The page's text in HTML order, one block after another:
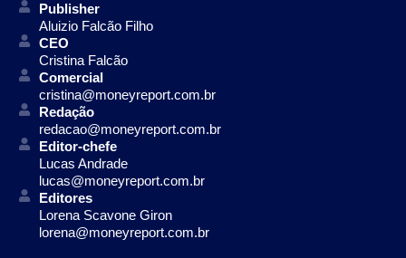
Publisher
Aluizio Falcão Filho
CEO
Cristina Falcão
Comercial
cristina@moneyreport.com.br
Redação
redacao@moneyreport.com.br
Editor-chefe
Lucas Andrade
lucas@moneyreport.com.br
Editores
Lorena Scavone Giron
lorena@moneyreport.com.br